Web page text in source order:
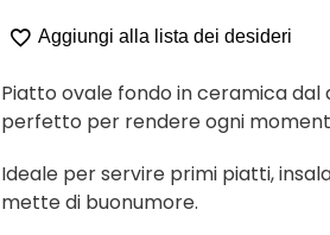
FONDO
IN
CERAMICA
"LE
BUONE
IDEE
VENGONO
Aggiungi alla lista dei desideri
Piatto ovale fondo in ceramica dal
perfetto per rendere ogni
Ideale per servire primi piatti,
mette di buonumore.